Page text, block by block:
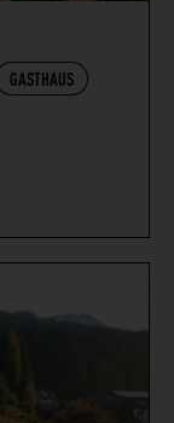
GASTHAUS